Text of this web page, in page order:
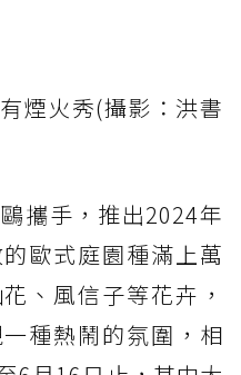
煙火秀(攝影：洪書
攜手，推出2024年
歐式庭園種滿上萬
、風信子等花卉，
種熱鬧的氛圍，相